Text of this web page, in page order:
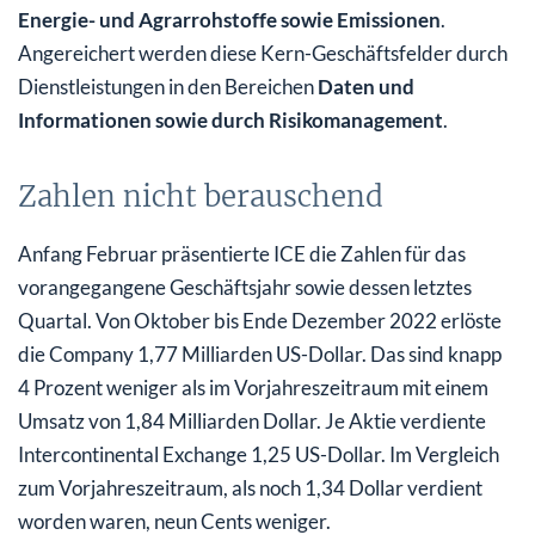
Energie- und Agrarrohstoffe sowie Emissionen.
Angereichert werden diese Kern-Geschäftsfelder durch
Dienstleistungen in den BereichenDaten und
Informationen sowie durch Risikomanagement.
Zahlen nicht berauschend
Anfang Februar präsentierte ICE die Zahlen für das
vorangegangene Geschäftsjahr sowie dessen letztes
Quartal. Von Oktober bis Ende Dezember 2022 erlöste
die Company 1,77 Milliarden US-Dollar. Das sind knapp
4 Prozent weniger als im Vorjahreszeitraum mit einem
Umsatz von 1,84 Milliarden Dollar. Je Aktie verdiente
Intercontinental Exchange 1,25 US-Dollar. Im Vergleich
zum Vorjahreszeitraum, als noch 1,34 Dollar verdient
worden waren, neun Cents weniger.